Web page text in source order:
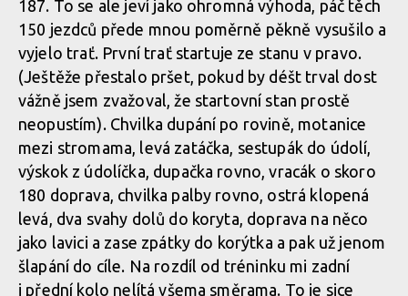
WBS: Bučovice zahájily sjezdovou sezónu a i Čert se přijel
zamazat
187. To se ale jeví jako ohromná výhoda, páč těch
150 jezdců přede mnou poměrně pěkně vysušilo a
vyjelo trať. První trať startuje ze stanu v pravo.
(Ještěže přestalo pršet, pokud by déšt trval dost
vážně jsem zvažoval, že startovní stan prostě
neopustím). Chvilka dupání po rovině, motanice
mezi stromama, levá zatáčka, sestupák do údolí,
výskok z údolíčka, dupačka rovno, vracák o skoro
180 doprava, chvilka palby rovno, ostrá klopená
levá, dva svahy dolů do koryta, doprava na něco
jako lavici a zase zpátky do korýtka a pak už jenom
šlapání do cíle. Na rozdíl od tréninku mi zadní
i přední kolo nelítá všema směrama. To je sice